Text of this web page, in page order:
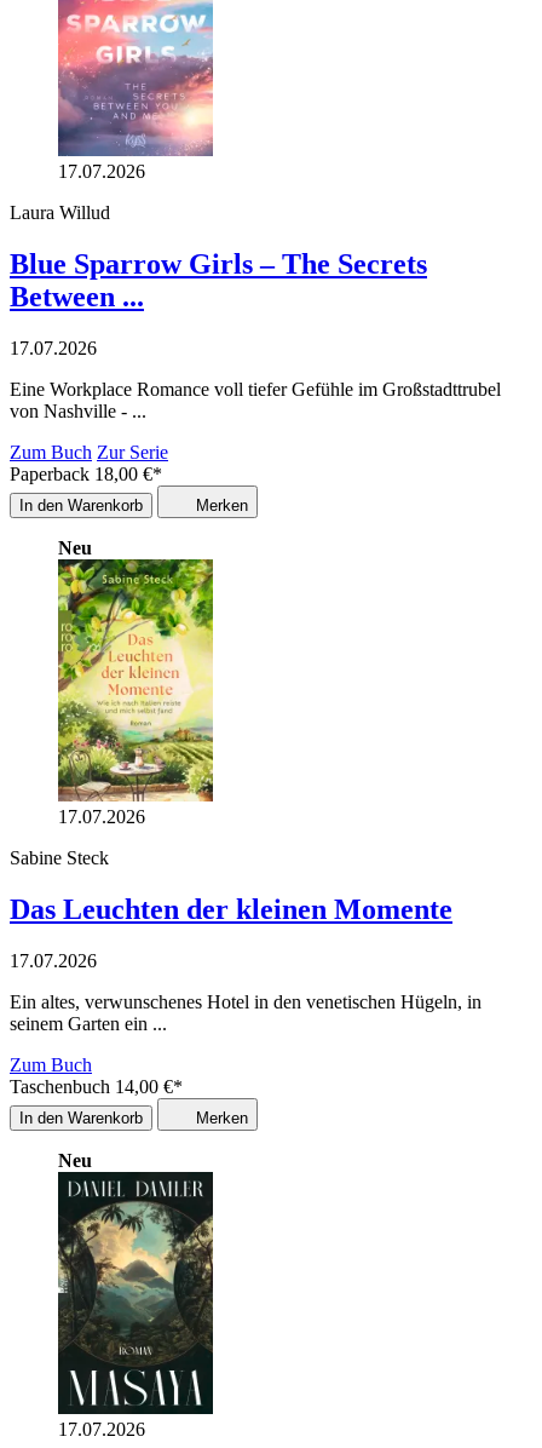
17.07.2026
Laura Willud
Blue Sparrow Girls – The Secrets
Between ...
17.07.2026
Eine Workplace Romance voll tiefer Gefühle im Großstadttrubel
von Nashville - ...
Zum Buch Zur Serie
Paperback 18,00 €*
In den Warenkorb Merken
Neu
17.07.2026
Sabine Steck
Das Leuchten der kleinen Momente
17.07.2026
Ein altes, verwunschenes Hotel in den venetischen Hügeln, in
seinem Garten ein ...
Zum Buch
Taschenbuch 14,00 €*
In den Warenkorb Merken
Neu
17.07.2026